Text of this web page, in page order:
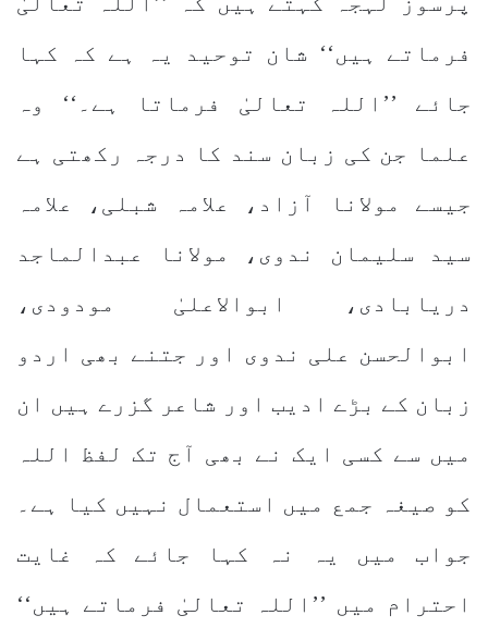
فرماتے ہیں‘‘ شان توحید یہ ہے کہ کہا
جائے ’’اللہ تعالیٰ فرماتا ہے۔‘‘ وہ
علما جن کی زبان سند کا درجہ رکھتی ہے
جیسے مولانا آزاد، علامہ شبلی، علامہ
سید سلیمان ندوی، مولانا عبدالماجد
دریابادی، ابوالاعلیٰ مودودی،
ابوالحسن علی ندوی اور جتنے بھی اردو
زبان کے بڑے ادیب اور شاعر گزرے ہیں ان
میں سے کسی ایک نے بھی آج تک لفظ اللہ
کو صیغہ جمع میں استعمال نہیں کیا ہے۔
جواب میں یہ نہ کہا جائے کہ غایت
احترام میں ’’اللہ تعالیٰ فرماتے ہیں‘‘